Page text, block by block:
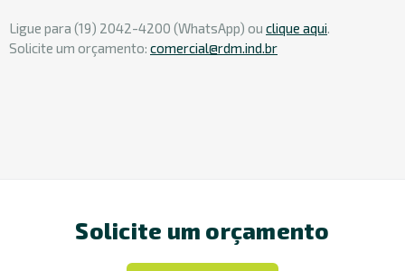
Ligue para (19) 2042-4200 (WhatsApp) ou clique aqui.
Solicite um orçamento: comercial@rdm.ind.br
Solicite um orçamento